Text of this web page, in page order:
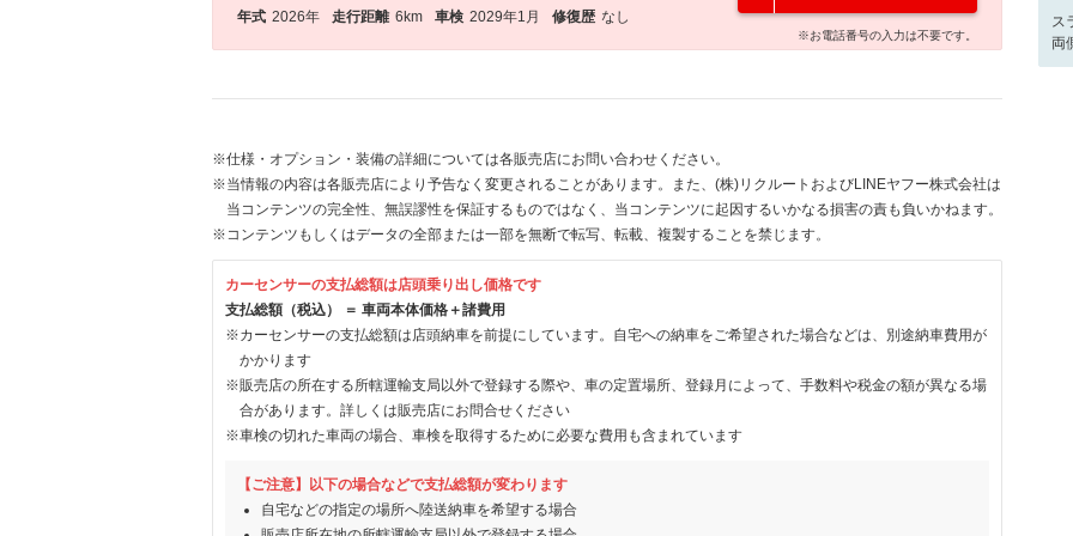
年式 2026年 走行距離 6km 車検 2029年1月 修復歴 なし
※お電話番号の入力は不要です。
※仕様・オプション・装備の詳細については各販売店にお問い合わせください。
※当情報の内容は各販売店により予告なく変更されることがあります。また、(株)リクルートおよびLINEヤフー株式会社は
当コンテンツの完全性、無誤謬性を保証するものではなく、当コンテンツに起因するいかなる損害の責も負いかねます。
※コンテンツもしくはデータの全部または一部を無断で転写、転載、複製することを禁じます。
カーセンサーの支払総額は店頭乗り出し価格です
支払総額（税込） ＝ 車両本体価格＋諸費用
※カーセンサーの支払総額は店頭納車を前提にしています。自宅への納車をご希望された場合などは、別途納車費用が
かかります
※販売店の所在する所轄運輸支局以外で登録する際や、車の定置場所、登録月によって、手数料や税金の額が異なる場
合があります。詳しくは販売店にお問合せください
※車検の切れた車両の場合、車検を取得するために必要な費用も含まれています
【ご注意】以下の場合などで支払総額が変わります
自宅などの指定の場所へ陸送納車を希望する場合
ス
両